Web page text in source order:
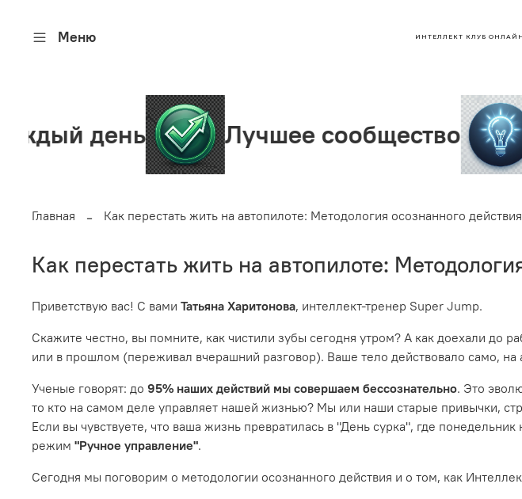
Меню ИНТЕЛЛЕКТ КЛУБ
день Лучшее сообщество
Главная Как перестать жить на автопилоте: Методология осознанного
Как перестать жить на автопилоте:
Приветствую вас! С вами Татьяна Харитонова, интеллект-тренер Super Jump.
Скажите честно, вы помните, как чистили зубы сегодня утром? А как доехали до
или в прошлом (переживал вчерашний разговор). Ваше тело действовало само, на
Ученые говорят: до 95% наших действий мы совершаем бессознательно. Это
то кто на самом деле управляет нашей жизнью? Мы или наши старые привычки,
Если вы чувствуете, что ваша жизнь превратилась в "День сурка", где
режим "Ручное управление".
Сегодня мы поговорим о методологии осознанного действия и о том, как